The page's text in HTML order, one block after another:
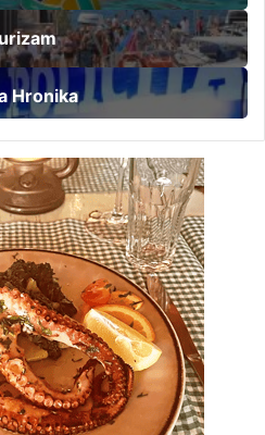
Hronika